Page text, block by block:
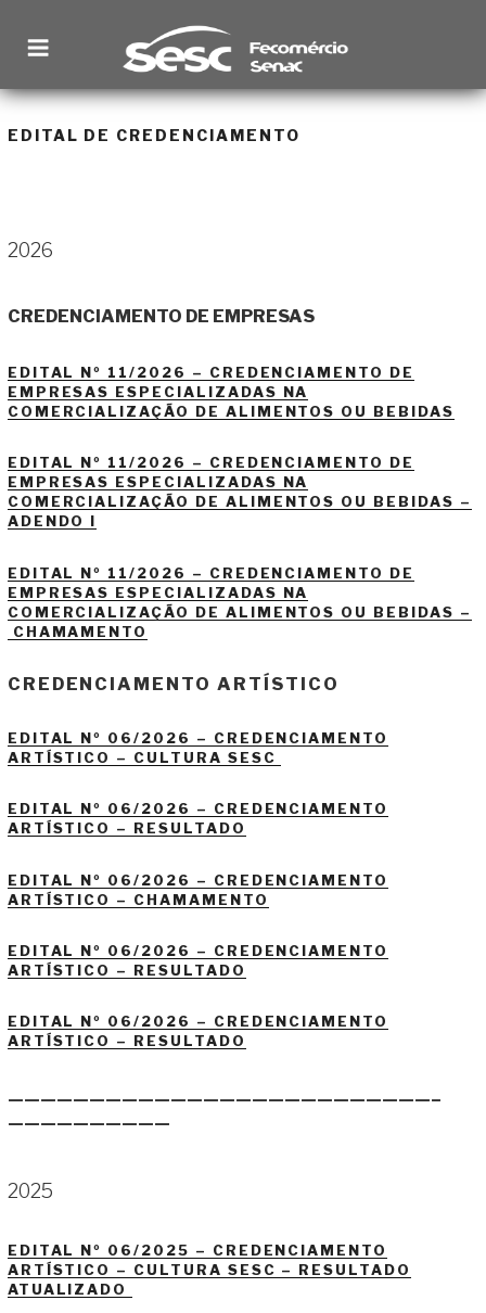
para
conteúdo
SESC RORAIMA
EDITAL DE CREDENCIAMENTO
2026
CREDENCIAMENTO DE EMPRESAS
EDITAL Nº 11/2026 – CREDENCIAMENTO DE
EMPRESAS ESPECIALIZADAS NA
COMERCIALIZAÇÃO DE ALIMENTOS OU BEBIDAS
EDITAL Nº 11/2026 – CREDENCIAMENTO DE
EMPRESAS ESPECIALIZADAS NA
COMERCIALIZAÇÃO DE ALIMENTOS OU BEBIDAS –
ADENDO I
EDITAL Nº 11/2026 – CREDENCIAMENTO DE
EMPRESAS ESPECIALIZADAS NA
COMERCIALIZAÇÃO DE ALIMENTOS OU BEBIDAS –
CHAMAMENTO
CREDENCIAMENTO ARTÍSTICO
EDITAL Nº 06/2026 – CREDENCIAMENTO
ARTÍSTICO – CULTURA SESC
EDITAL Nº 06/2026 – CREDENCIAMENTO
ARTÍSTICO – RESULTADO
EDITAL Nº 06/2026 – CREDENCIAMENTO
ARTÍSTICO – CHAMAMENTO
EDITAL Nº 06/2026 – CREDENCIAMENTO
ARTÍSTICO – RESULTADO
EDITAL Nº 06/2026 – CREDENCIAMENTO
ARTÍSTICO – RESULTADO
——————————————————————————–
——————————
2025
EDITAL Nº 06/2025 – CREDENCIAMENTO
ARTÍSTICO – CULTURA SESC – RESULTADO
ATUALIZADO